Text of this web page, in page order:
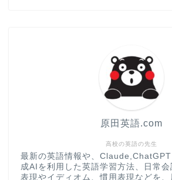
高校の英語の先生
原田英語.com
最新の英語情報や、
成AIを利用した英語学習方法、日常
表現やイディオム、慣用表現などを
大学入試英語
英語名言・格言
い英語＆素敵な